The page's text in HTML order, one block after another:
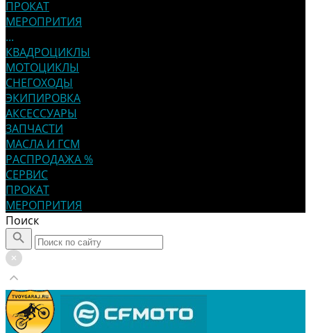
ПРОКАТ
МЕРОПРИТИЯ
...
КВАДРОЦИКЛЫ
МОТОЦИКЛЫ
СНЕГОХОДЫ
ЭКИПИРОВКА
АКСЕССУАРЫ
ЗАПЧАСТИ
МАСЛА И ГСМ
РАСПРОДАЖА %
СЕРВИС
ПРОКАТ
МЕРОПРИТИЯ
Поиск